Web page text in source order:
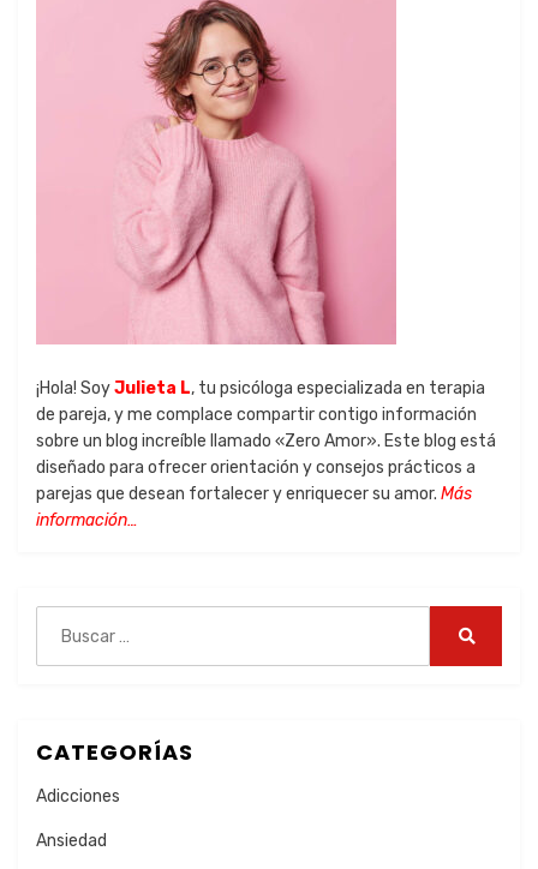
¡Hola! SoyJulieta L, tu psicóloga especializada en terapia
de pareja, y me complace compartir contigo información
sobre un blog increíble llamado «Zero Amor». Este blog está
diseñado para ofrecer orientación y consejos prácticos a
parejas que desean fortalecer y enriquecer su amor. Más
información…
CATEGORÍAS
Adicciones
Ansiedad